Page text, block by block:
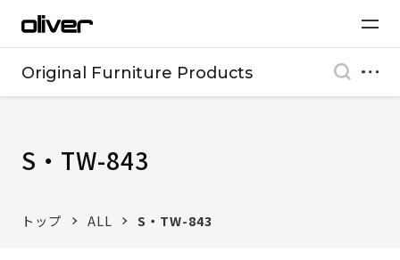
Original Furniture Products
S・TW-843
トップ ALL S・TW-843